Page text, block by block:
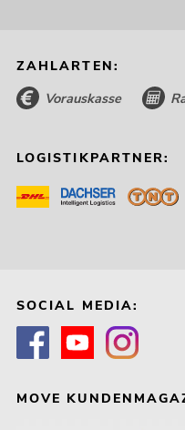
ZAHLARTEN:
Vorauskasse
LOGISTIKPARTNER:
SOCIAL MEDIA:
MOVE